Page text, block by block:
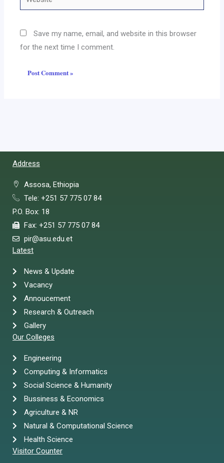
Save my name, email, and website in this browser
for the next time I comment.
Address
Assosa, Ethiopia
Tele: +251 57 775 07 84
P.O. Box: 18
Fax: +251 57 775 07 84
pir@asu.edu.et
Latest
News & Update
Vacancy
Annoucement
Research & Outreach
Gallery
Our Colleges
Engineering
Computing & Informatics
Social Science & Humanity
Bussiness & Economics
Agriculture & NR
Natural & Computational Science
Health Science
Visitor Counter